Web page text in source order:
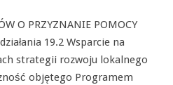
O PRZYZNANIE POMOCY
19.2 Wsparcie na
strategii rozwoju lokalnego
objętego Programem